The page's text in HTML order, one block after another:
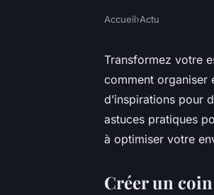
coin
avec
Accueil›Actu
Transformez votre
comment organiser
d’inspirations pour
astuces pratiques
à optimiser votre
Créer un